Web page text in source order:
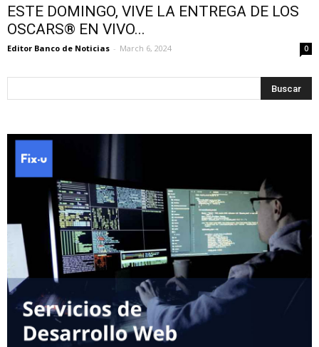
ESTE DOMINGO, VIVE LA ENTREGA DE LOS
OSCARS® EN VIVO...
Editor Banco de Noticias - March 6, 2024 0